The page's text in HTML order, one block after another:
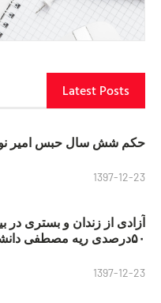
Latest Posts
حکم شش سال حبس امیر
1397-12-23
آزادی از زندان و بستری در
۵۰درصدی ریه مصطفی دانشجو
1397-12-23